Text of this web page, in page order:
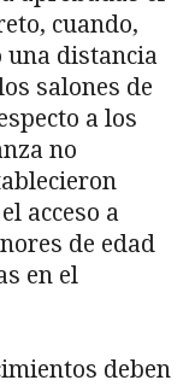
cuando,
una distancia
salones de
a los
no
acceso a
de edad
en el
deben